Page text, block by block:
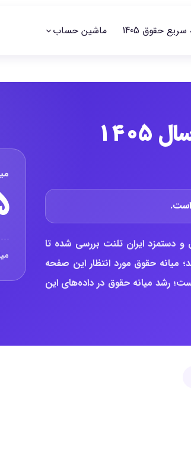
حقوق 1405 ماشین حساب
است.
دستمزد ایران تلنت بررسی شده تا
میانه حقوق مورد انتظار این صفحه
ثبت‌شده سال ۱۴۰۴ حدود ۶۰ میلیون تومان بوده است؛ رشد میانه حقوق در داده‌های این